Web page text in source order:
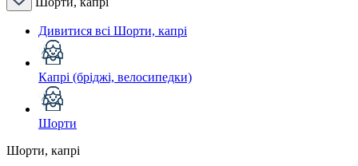
Дивитися всі Шорти, капрі
Капрі (бріджі, велосипедки)
Шорти
Шорти, капрі